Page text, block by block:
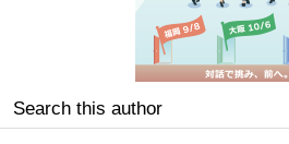
Search this author